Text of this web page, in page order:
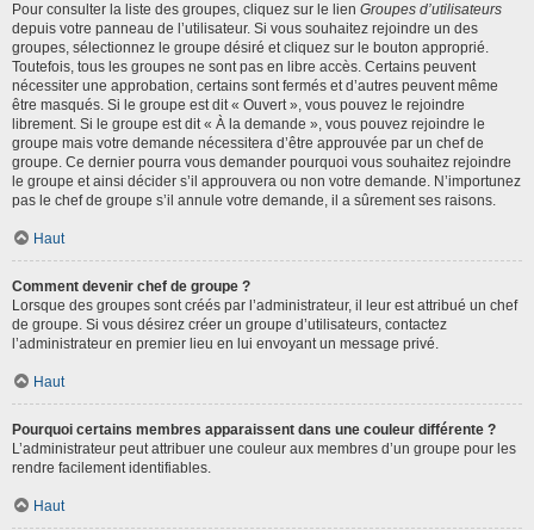
Pour consulter la liste des groupes, cliquez sur le lien Groupes d’utilisateurs
depuis votre panneau de l’utilisateur. Si vous souhaitez rejoindre un des
groupes, sélectionnez le groupe désiré et cliquez sur le bouton approprié.
Toutefois, tous les groupes ne sont pas en libre accès. Certains peuvent
nécessiter une approbation, certains sont fermés et d’autres peuvent même
être masqués. Si le groupe est dit « Ouvert », vous pouvez le rejoindre
librement. Si le groupe est dit « À la demande », vous pouvez rejoindre le
groupe mais votre demande nécessitera d’être approuvée par un chef de
groupe. Ce dernier pourra vous demander pourquoi vous souhaitez rejoindre
le groupe et ainsi décider s’il approuvera ou non votre demande. N’importunez
pas le chef de groupe s’il annule votre demande, il a sûrement ses raisons.
Haut
Comment devenir chef de groupe ?
Lorsque des groupes sont créés par l’administrateur, il leur est attribué un chef
de groupe. Si vous désirez créer un groupe d’utilisateurs, contactez
l’administrateur en premier lieu en lui envoyant un message privé.
Haut
Pourquoi certains membres apparaissent dans une couleur différente ?
L’administrateur peut attribuer une couleur aux membres d’un groupe pour les
rendre facilement identifiables.
Haut